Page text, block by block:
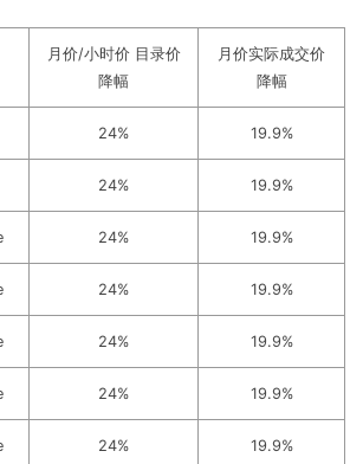
月价/小时价 目录价
降幅
月价实际成交价
降幅
24% 19.9%
24% 19.9%
24% 19.9%
24% 19.9%
24% 19.9%
24% 19.9%
24% 19.9%